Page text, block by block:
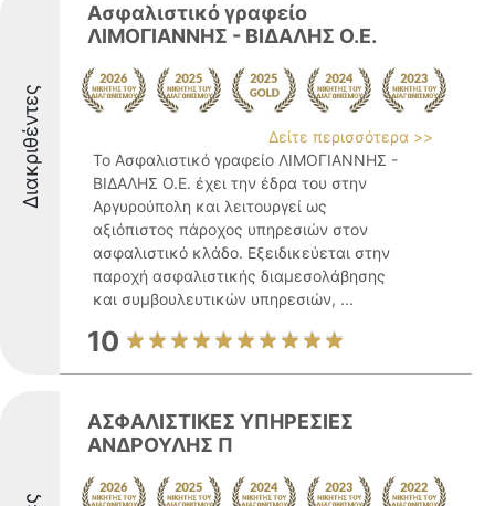
Διακριθέντες
Ασφαλιστικό γραφείο
ΛΙΜΟΓΙΑΝΝΗΣ - ΒΙΔΑΛΗΣ Ο.Ε.
Δείτε περισσότερα >>
Το Ασφαλιστικό γραφείο ΛΙΜΟΓΙΑΝΝΗΣ -
ΒΙΔΑΛΗΣ Ο.Ε. έχει την έδρα του στην
Αργυρούπολη και λειτουργεί ως
αξιόπιστος πάροχος υπηρεσιών στον
ασφαλιστικό κλάδο. Εξειδικεύεται στην
παροχή ασφαλιστικής διαμεσολάβησης
και συμβουλευτικών υπηρεσιών, ...
10
ΑΣΦΑΛΙΣΤΙΚΕΣ ΥΠΗΡΕΣΙΕΣ
ΑΝΔΡΟΥΛΗΣ Π